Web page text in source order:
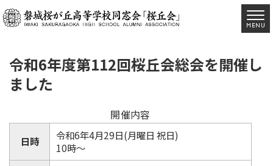
令和6年度第112回桜丘会総会を開催し
ました
開催内容
日時
令和6年4月29日(月曜日 祝日)
10時～